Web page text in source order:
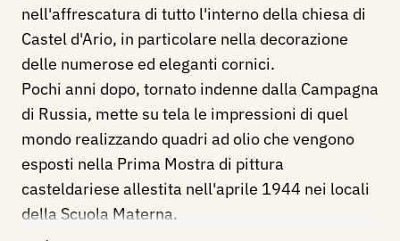
nell'affrescatura di tutto l'interno della chiesa di
Castel d'Ario, in particolare nella decorazione
delle numerose ed eleganti cornici.
Pochi anni dopo, tornato indenne dalla Campagna
di Russia, mette su tela le impressioni di quel
mondo realizzando quadri ad olio che vengono
esposti nella Prima Mostra di pittura
casteldariese allestita nell'aprile 1944 nei locali
della Scuola Materna.